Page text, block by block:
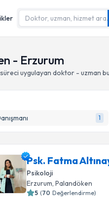
- Erzurum
uygulayan doktor - uzman
1
Psk. Fatma
Psikoloji
Erzurum, Palandöken
5 (70 Değerlendirme)